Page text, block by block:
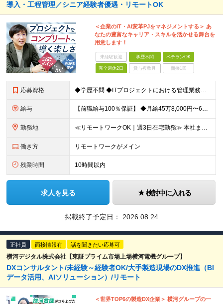
導入・工程管理／シニア経験者優遇・リモートOK
＜企業のIT・AI変革PJをマネジメントする＞ あ
なたの豊富なキャリア・スキルを活かせる舞台を
用意します！
未経験歓迎 学歴不問 ベテランOK
完全週休2日 賞与複数月 面接1回
応募資格 ◆学歴不問 ◆ITプロジェクトにおける管理業務または上流工程（要件定義・提案）の経験 ＜こんな方におすすめです！＞ ・長期/大規模プロジェクトで腰を据えて取り組みたい方 ・裁量の大きい環境で働きたい
給与 【前職給与100％保証】 ◆⽉給45万8,000円〜66万6,000円以上 ＋ 業績(決算)賞与 ┗⼊社時の想定年収：520万円〜700万円以上 ※上記の金額は、あくまで当社希望求人の基準提示額で
勤務地 ≪リモートワークOK｜週3日在宅勤務≫ 本社またはプロジェクト先での勤務となります。 ※請負案件が多く、自社内での出社×リモートのハイブリッドワークが主体です！ 【本社】 東京都港区西新橋3-5-9
働き方 リモートワークがメイン
残業時間 10時間以内
求人を見る 検討中に入れる
掲載終了予定日： 2026.08.24
正社員 面接情報有 話を聞きたい応募可
横河デジタル株式会社【東証プライム市場上場横河電機グループ】
DXコンサルタント/未経験～経験者OK/大手製造現場のDX推進（BI
データ活用、AIソリューション）/リモート
＜世界TOP6の製造DX企業＞ 横河グループの一